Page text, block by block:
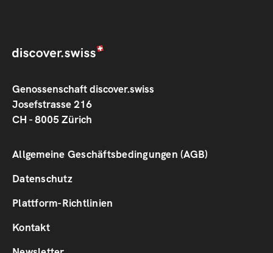
Genossenschaft discover.swiss
Josefstrasse 216
CH - 8005 Zürich
Footer
1
Allgemeine Geschäftsbedingungen (AGB)
Datenschutz
Plattform-Richtlinien
Footer
2
Kontakt